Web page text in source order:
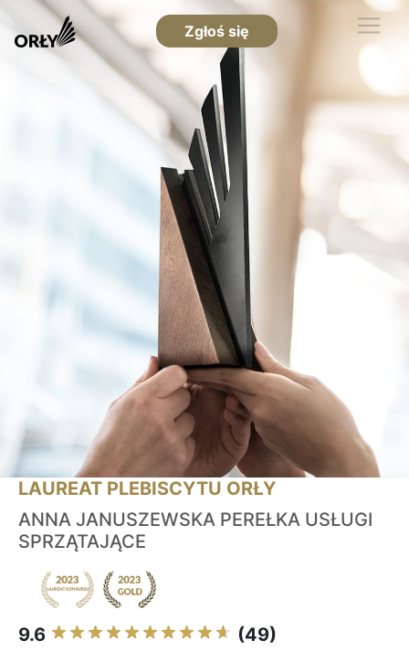
Zgłoś się
LAUREAT PLEBISCYTU ORŁY
ANNA JANUSZEWSKA PEREŁKA USŁUGI
SPRZĄTAJĄCE
9.6 (49)